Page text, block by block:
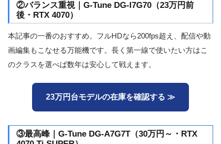
②バランス重視｜G-Tune DG-I7G70（23万円前
後・RTX 4070）
本記事の一番のおすすめ。フルHDなら200fps超え、配信や動
画編集もこなせる万能機です。長く第一線で使いたい方はこ
のクラスを選べば数年は安心して戦えます。
23万円台モデルの在庫を確認する ≫
③最高峰｜G-Tune DG-A7G7T（30万円～・RTX